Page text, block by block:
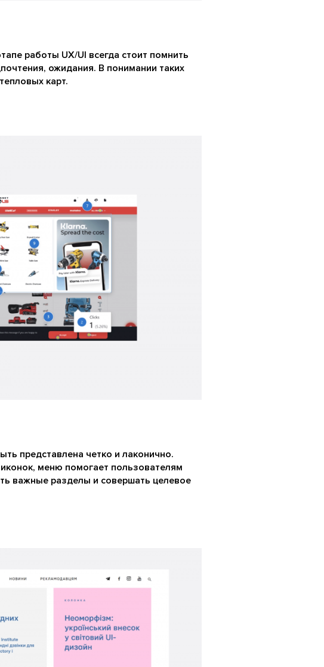
работы UX/UI всегда стоит помнить
ожидания. В понимании таких
карт.
представлена четко и лаконично.
меню помогает пользователям
важные разделы и совершать целевое